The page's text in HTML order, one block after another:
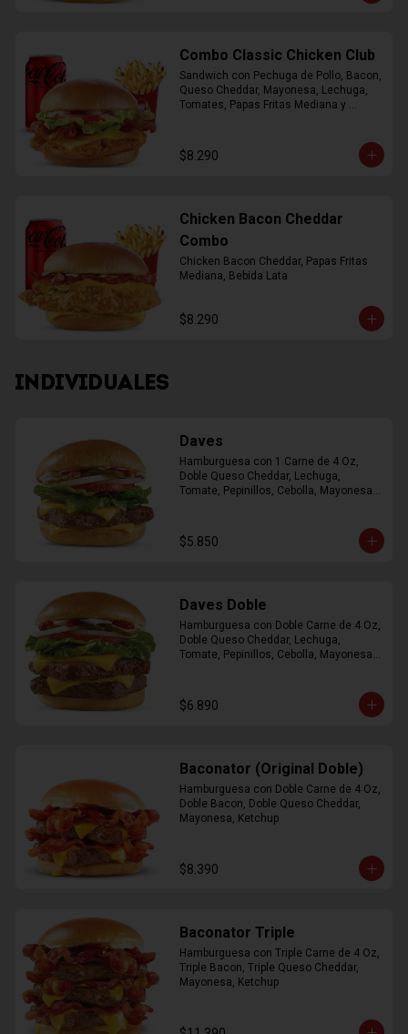
Combo Classic Chicken Club
Sandwich con Pechuga de Pollo, Bacon,
Queso Cheddar, Mayonesa, Lechuga,
Tomates, Papas Fritas Mediana y
$8.290
Chicken Bacon Cheddar
Combo
Chicken Bacon Cheddar, Papas Fritas
Mediana, Bebida Lata
$8.290
INDIVIDUALES
Daves
Hamburguesa con 1 Carne de 4 Oz,
Doble Queso Cheddar, Lechuga,
Tomate, Pepinillos, Cebolla, Mayonesa,
$5.850
Daves Doble
Hamburguesa con Doble Carne de 4 Oz,
Doble Queso Cheddar, Lechuga,
Tomate, Pepinillos, Cebolla, Mayonesa,
$6.890
Baconator (Original Doble)
Hamburguesa con Doble Carne de 4 Oz,
Doble Bacon, Doble Queso Cheddar,
Mayonesa, Ketchup
$8.390
Baconator Triple
Hamburguesa con Triple Carne de 4 Oz,
Triple Bacon, Triple Queso Cheddar,
Mayonesa, Ketchup